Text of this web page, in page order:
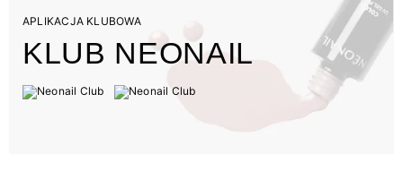
APLIKACJA KLUBOWA
KLUB NEONAIL